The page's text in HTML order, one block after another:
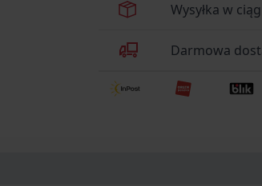
Wysyłka w
Darmowa